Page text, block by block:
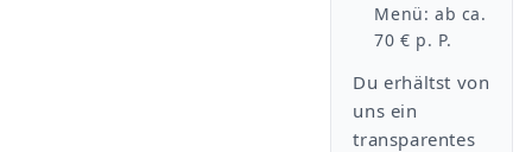
Menü: ab ca.
70 € p. P.
Du erhältst von
uns ein
transparentes